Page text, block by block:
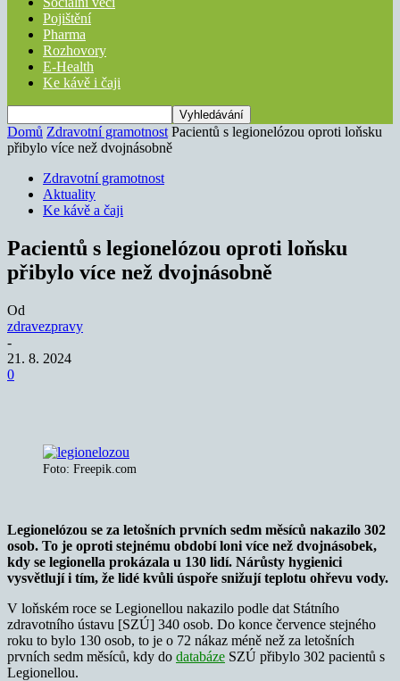
Pojištění
Pharma
Rozhovory
E-Health
Ke kávě i čaji
Domů Zdravotní gramotnost Pacientů s legionelózou oproti loňsku
přibylo více než dvojnásobně
Zdravotní gramotnost
Aktuality
Ke kávě a čaji
Pacientů s legionelózou oproti loňsku
přibylo více než dvojnásobně
Od
zdravezpravy
-
21. 8. 2024
0
Foto: Freepik.com
Legionelózou se za letošních prvních sedm měsíců nakazilo 302
osob. To je oproti stejnému období loni více než dvojnásobek,
kdy se legionella prokázala u 130 lidí. Nárůsty hygienici
vysvětlují i tím, že lidé kvůli úspoře snižují teplotu ohřevu vody.
V loňském roce se Legionellou nakazilo podle dat Státního
zdravotního ústavu [SZÚ] 340 osob. Do konce července stejného
roku to bylo 130 osob, to je o 72 nákaz méně než za letošních
prvních sedm měsíců, kdy do databáze SZÚ přibylo 302 pacientů s
Legionellou.